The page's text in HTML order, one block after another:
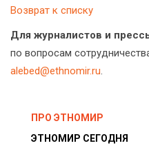
Возврат к списку
Для журналистов и
по вопросам
alebed@ethnomir.ru.
ПРО ЭТНОМИР
ЭТНОМИР СЕГОДНЯ